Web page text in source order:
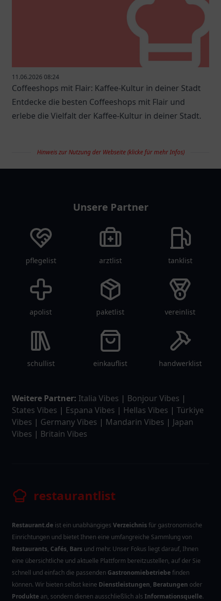
11.06.2026 08:24
Coffeeshops mit Flair: Kaffee-Kultur in deiner Stadt
Entdecke die besten Coffeeshops mit Flair und
erlebe die Vielfalt der Kaffee-Kultur in deiner Stadt.
Hinweis zur Nutzung der Webseite (klicke für mehr Infos)
Unsere Partner
pflegelist arztlist tanklist
apolist paketlist vereinlist
schullist einkauflist handwerklist
Weitere Partner: Italia Vibes | Bonjour Vibes |
States Vibes | Espana Vibes | Hellas Vibes | Türkiye
Vibes | Germany Vibes | Mandarin Vibes | Japan
Vibes | Britain Vibes
restaurantlist
Restaurant.de ist ein unabhängiges Verzeichnisfür gastronomische
Einrichtungen und bietet Ihnen eine umfangreiche Sammlung von
Restaurants, Cafés, Bars und mehr. Unser Fokus liegt darauf, Ihnen
eine übersichtliche und aktuelle Plattform bereitzustellen, auf der Sie
schnell und einfach die passenden Gastronomiebetriebefinden
können. Wir bieten selbst keine Dienstleistungen, Beratungen oder
Produkte an, sondern dienen ausschließlich als Informationsquelle.